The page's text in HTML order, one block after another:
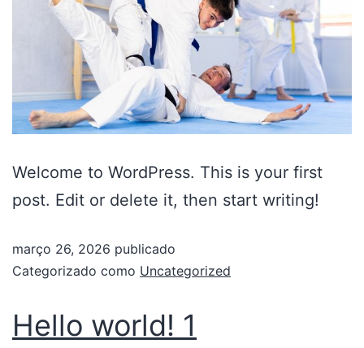
Welcome to WordPress. This is your first
post. Edit or delete it, then start writing!
março 26, 2026 publicado
Categorizado como Uncategorized
Hello world! 1